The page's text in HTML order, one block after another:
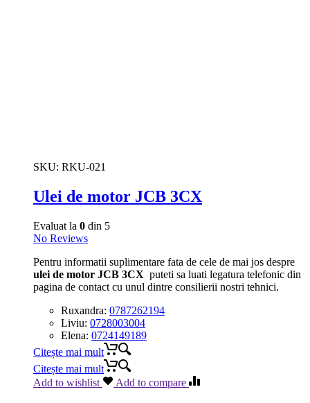
SKU: RKU-021
Ulei de motor JCB 3CX
Evaluat la 0 din 5
No Reviews
Pentru informatii suplimentare fata de cele de mai jos despre
ulei de motor JCB 3CX puteti sa luati legatura telefonic din
pagina de contact cu unul dintre consilierii nostri tehnici.
Ruxandra: 0787262194
Liviu: 0728003004
Elena: 0724149189
Citește mai mult
Citește mai mult
Add to wishlist
Add to compare